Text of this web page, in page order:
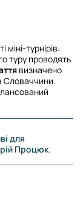
турнірів:
туру проводять
визначено
Словаччини.
для
Процюк.